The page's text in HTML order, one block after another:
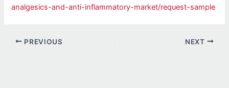
analgesics-and-anti-inflammatory-market/request-sample
PREVIOUS NEXT